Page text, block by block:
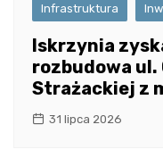
Infrastruktura
Iskrzynia
rozbudowa ul.
Strażackiej z
31 lipca 2026